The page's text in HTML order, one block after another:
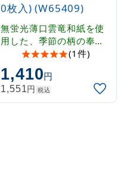
0枚入) (W65409)
無蛍光薄口雲竜和紙を使
用した、季節の柄の奉書
紙です。薄口のため透過
性がよく、掛紙として、
やわらかな雰囲気を演出
することができます。吸
水性に優れていますので
(1件)
1,410円
1,551円 税込